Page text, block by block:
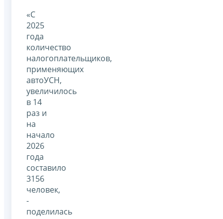
«С
2025
года
количество
налогоплательщиков,
применяющих
автоУСН,
увеличилось
в 14
раз и
на
начало
2026
года
составило
3156
человек,
-
поделилась